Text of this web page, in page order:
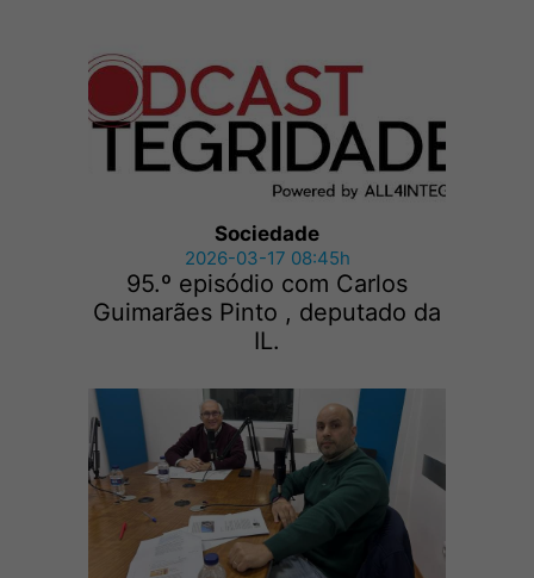
Sociedade
2026-03-17 08:45h
95.º episódio com Carlos
Guimarães Pinto , deputado da
IL.